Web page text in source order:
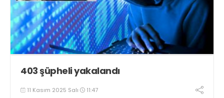
403 şüpheli yakalandı
11 Kasım 2025 Salı 11:47